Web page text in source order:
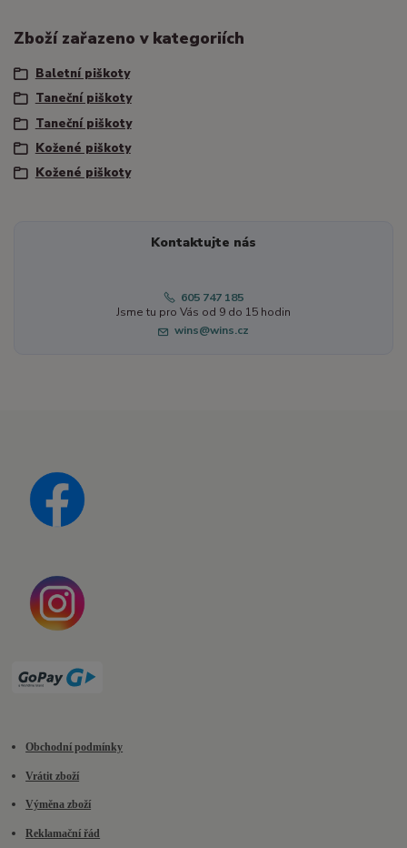
Zboží zařazeno v kategoriích
Baletní piškoty
Taneční piškoty
Taneční piškoty
Kožené piškoty
Kožené piškoty
Kontaktujte nás
605 747 185
Jsme tu pro Vás od 9 do 15 hodin
wins@wins.cz
Obchodní podmínky
Vrátit zboží
Výměna zboží
Reklamační řád